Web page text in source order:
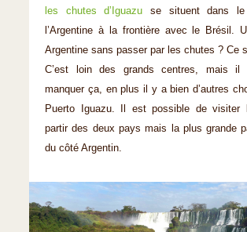
les chutes d’Iguazu se situent dans le
l’Argentine à la frontière avec le Brésil.
Argentine sans passer par les chutes ? Ce
C’est loin des grands centres, mais
manquer ça, en plus il y a bien d’autres
Puerto Iguazu. Il est possible de visiter
partir des deux pays mais la plus grande
du côté Argentin.